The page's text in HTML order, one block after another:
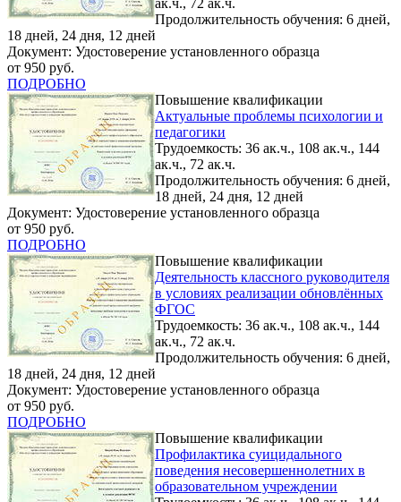
Продолжительность обучения: 6 дней,
18 дней, 24 дня, 12 дней
Документ: Удостоверение установленного образца
от 950 руб.
ПОДРОБНО
Повышение квалификации
Актуальные проблемы психологии и
педагогики
Трудоемкость: 36 ак.ч., 108 ак.ч., 144
ак.ч., 72 ак.ч.
Продолжительность обучения: 6 дней,
18 дней, 24 дня, 12 дней
Документ: Удостоверение установленного образца
от 950 руб.
ПОДРОБНО
Повышение квалификации
Деятельность классного руководителя
в условиях реализации обновлённых
ФГОС
Трудоемкость: 36 ак.ч., 108 ак.ч., 144
ак.ч., 72 ак.ч.
Продолжительность обучения: 6 дней,
18 дней, 24 дня, 12 дней
Документ: Удостоверение установленного образца
от 950 руб.
ПОДРОБНО
Повышение квалификации
Профилактика суицидального
поведения несовершеннолетних в
образовательном учреждении